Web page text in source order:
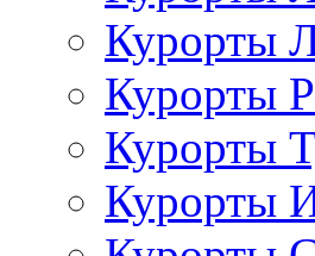
Курорты
Курорты
Курорты
Курорты